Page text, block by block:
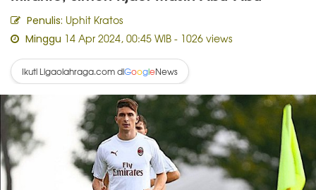
Penulis: Uphit Kratos
Minggu 14 Apr 2024, 00:45 WIB - 1026 views
Ikuti Ligaolahraga.com diGoogleNews